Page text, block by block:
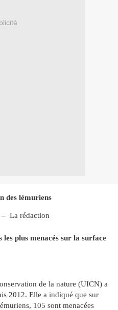
des lémuriens
– La rédaction
plus menacés sur la surface
de la nature (UICN) a
2012. Elle a indiqué que sur
105 sont menacées